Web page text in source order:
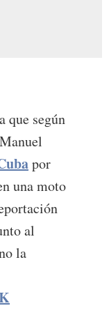
que según
por
una moto
al
la